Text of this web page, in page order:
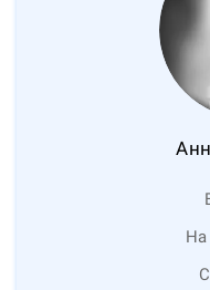
На